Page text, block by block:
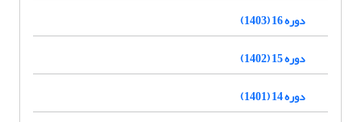
دوره 16 (1403)
دوره 15 (1402)
دوره 14 (1401)